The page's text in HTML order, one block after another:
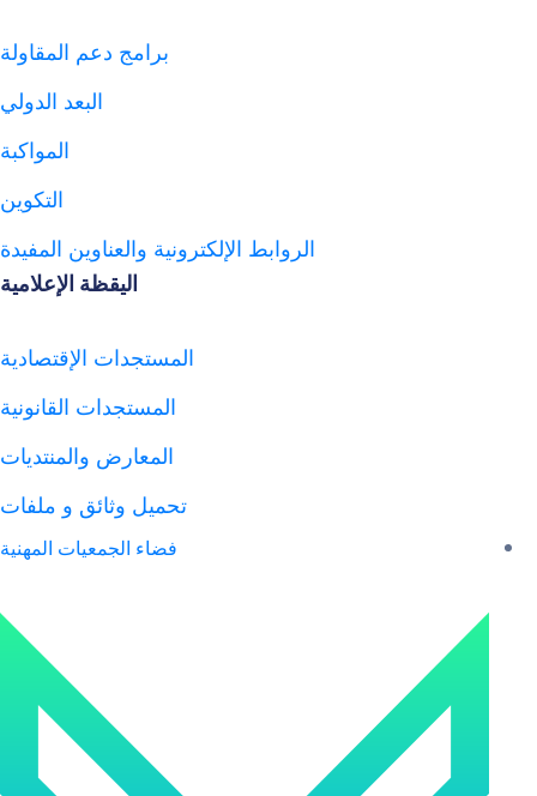
برامج دعم المقاولة
البعد الدولي
الروابط الإلكترونية والعناوين المفيدة
اليقظة الإعلامية
المستجدات الإقتصادية
المستجدات القانونية
المعارض والمنتديات
تحميل وثائق و ملفات
فضاء الجمعيات المهنية